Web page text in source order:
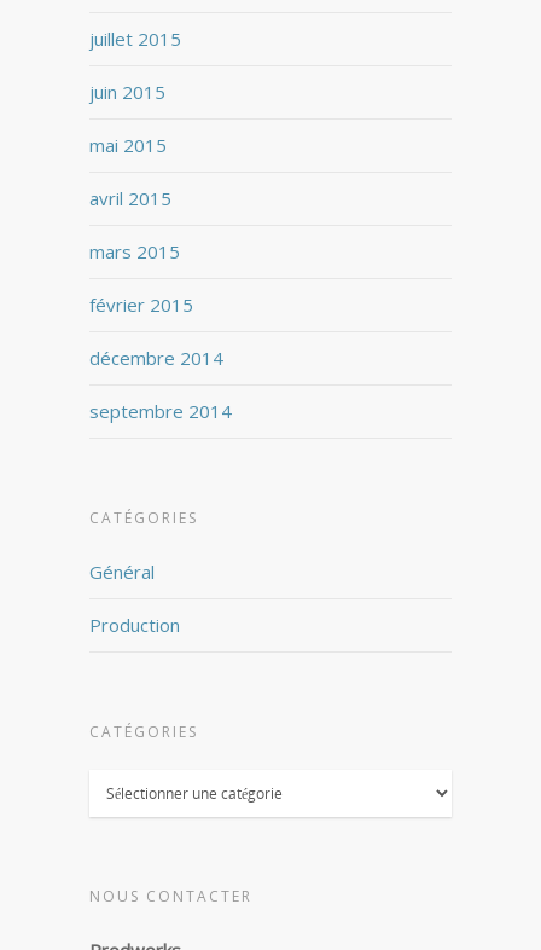
juillet 2015
juin 2015
mai 2015
avril 2015
mars 2015
février 2015
décembre 2014
septembre 2014
CATÉGORIES
Général
Production
CATÉGORIES
Catégories
NOUS CONTACTER